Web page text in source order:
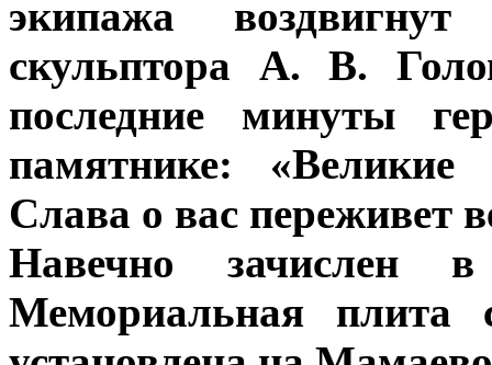
экипажа
скульптора А. В.
последние минуты
памятнике:
Слава о вас переживет
Навечно зачислен
Мемориальная